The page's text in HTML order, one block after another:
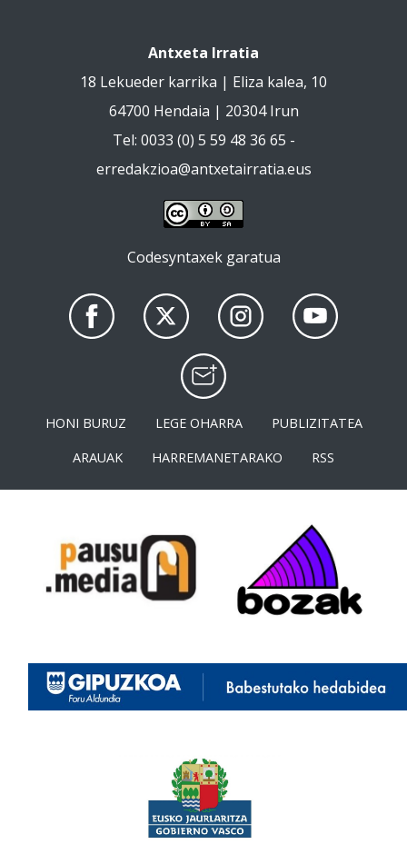
Antxeta Irratia
18 Lekueder karrika | Eliza kalea, 10
64700 Hendaia | 20304 Irun
Tel: 0033 (0) 5 59 48 36 65 -
erredakzioa@antxetairratia.eus
Codesyntaxek garatua
HONI BURUZ LEGE OHARRA
PUBLIZITATEA
ARAUAK
HARREMANETARAKO RSS